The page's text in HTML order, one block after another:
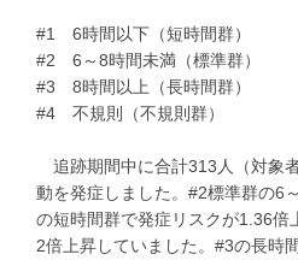
#1 6時間以下（短時間群）
#2 6～8時間未満（標準群）
#3 8時間以上（長時間群）
#4 不規則（不規則群）
追跡期間中に合計313人（対象
動を発症しました。#2標準群の6
の短時間群で発症リスクが1.36倍
2倍上昇していました。#3の長時